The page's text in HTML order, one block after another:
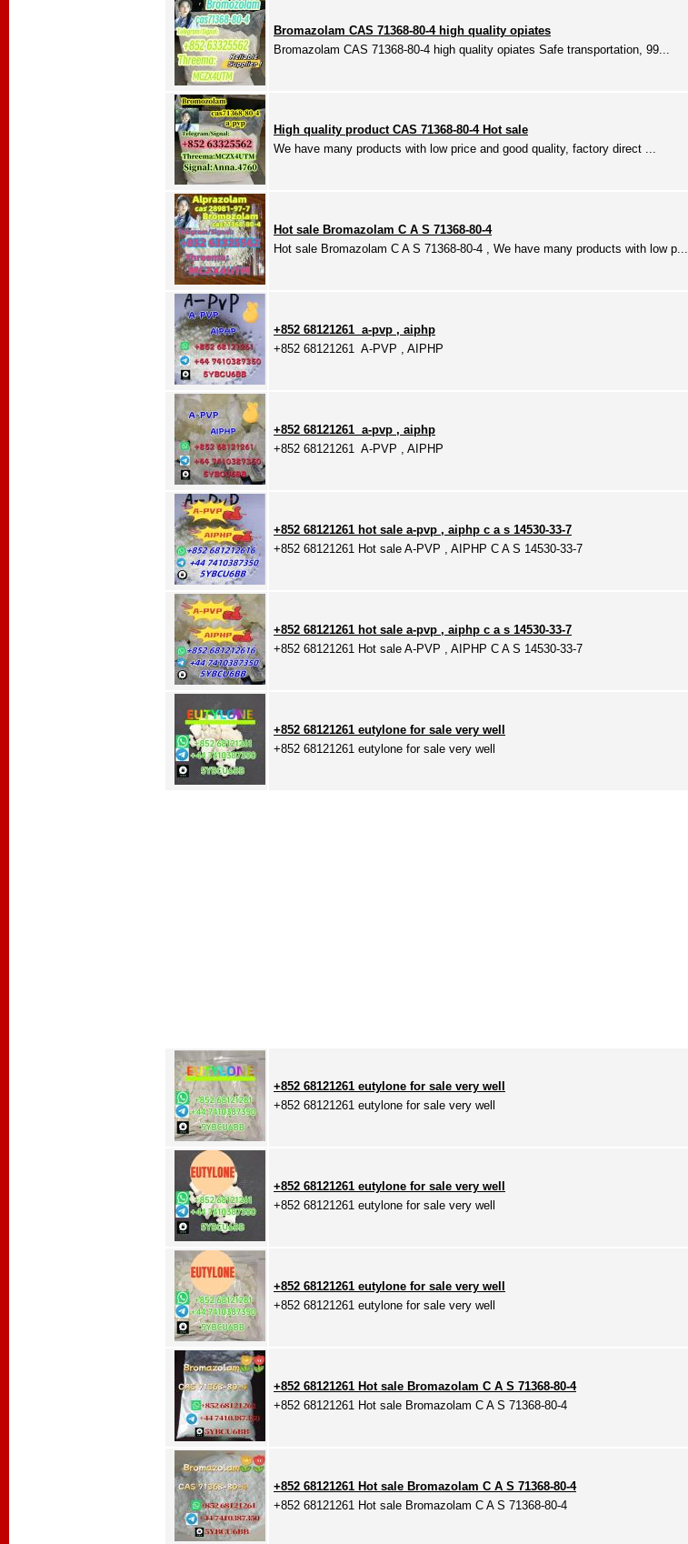
Bromazolam CAS 71368-80-4 high quality opiates
Bromazolam CAS 71368-80-4 high quality opiates Safe transportation, 99...
High quality product CAS 71368-80-4 Hot sale
We have many products with low price and good quality, factory direct ...
Hot sale Bromazolam C A S 71368-80-4
Hot sale Bromazolam C A S 71368-80-4 , We have many products with low p...
+852 68121261 a-pvp , aiphp
+852 68121261 A-PVP , AIPHP
+852 68121261 a-pvp , aiphp
+852 68121261 A-PVP , AIPHP
+852 68121261 hot sale a-pvp , aiphp c a s 14530-33-7
+852 68121261 Hot sale A-PVP , AIPHP C A S 14530-33-7
+852 68121261 hot sale a-pvp , aiphp c a s 14530-33-7
+852 68121261 Hot sale A-PVP , AIPHP C A S 14530-33-7
+852 68121261 eutylone for sale very well
+852 68121261 eutylone for sale very well
+852 68121261 eutylone for sale very well
+852 68121261 eutylone for sale very well
+852 68121261 eutylone for sale very well
+852 68121261 eutylone for sale very well
+852 68121261 eutylone for sale very well
+852 68121261 eutylone for sale very well
+852 68121261 Hot sale Bromazolam C A S 71368-80-4
+852 68121261 Hot sale Bromazolam C A S 71368-80-4
+852 68121261 Hot sale Bromazolam C A S 71368-80-4
+852 68121261 Hot sale Bromazolam C A S 71368-80-4